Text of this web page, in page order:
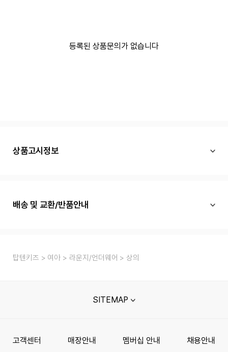
등록된 상품문의가 없습니다
상품고시정보
배송 및 교환/반품안내
탑텐키즈 여아 라운지/언더웨어 상의
SITEMAP
고객센터 매장안내 멤버십 안내 채용안내